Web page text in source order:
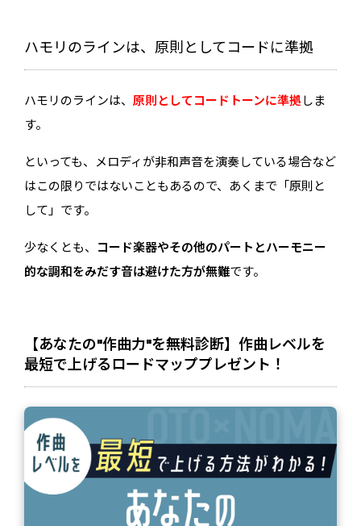
ハモリのラインは、原則としてコードに準拠
ハモリのラインは、原則としてコードトーンに準拠しま
す。
といっても、メロディが非和声音を演奏している場合など
はこの限りではないこともあるので、あくまで「原則と
して」です。
少なくとも、 コード楽器やその他のパートとハーモニー
的な調和をみだす音は避けた方が無難です。
【あなたの"作曲力"を無料診断】作曲レベルを
最短で上げるロードマッププレゼント！